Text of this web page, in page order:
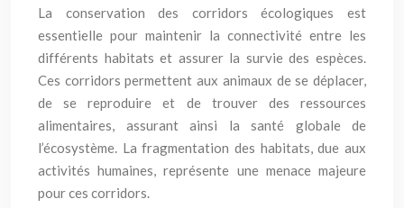
La conservation des corridors écologiques est
essentielle pour maintenir la connectivité entre les
différents habitats et assurer la survie des espèces.
Ces corridors permettent aux animaux de se déplacer,
de se reproduire et de trouver des ressources
alimentaires, assurant ainsi la santé globale de
l’écosystème. La fragmentation des habitats, due aux
activités humaines, représente une menace majeure
pour ces corridors.